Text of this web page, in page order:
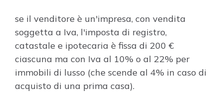
se il venditore è un'impresa, con vendita
soggetta a Iva, l'imposta di registro,
catastale e ipotecaria è fissa di 200 €
ciascuna ma con Iva al 10% o al 22% per
immobili di lusso (che scende al 4% in caso di
acquisto di una prima casa).